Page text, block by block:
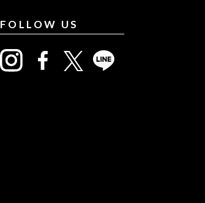
FOLLOW US